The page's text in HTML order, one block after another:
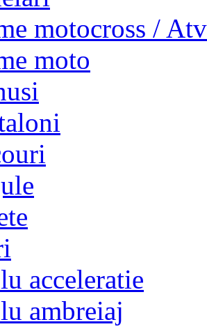
motocross / Atv
moto
acceleratie
ambreiaj